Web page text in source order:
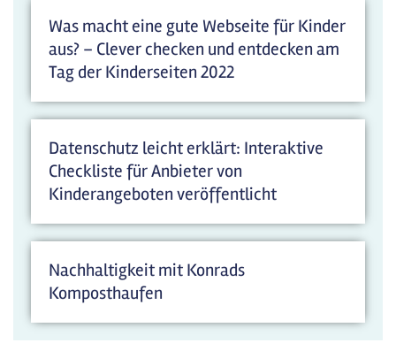
Was macht eine gute Webseite für Kinder
aus? – Clever checken und entdecken am
Tag der Kinderseiten 2022
Datenschutz leicht erklärt: Interaktive
Checkliste für Anbieter von
Kinderangeboten veröffentlicht
Nachhaltigkeit mit Konrads
Komposthaufen